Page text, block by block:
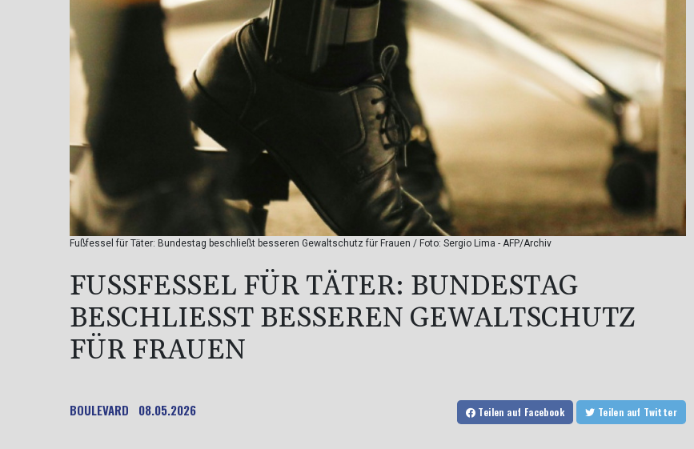
Fußfessel für Täter: Bundestag beschließt besseren Gewaltschutz für Frauen / Foto: Sergio Lima - AFP/Archiv
FUSSFESSEL FÜR TÄTER: BUNDESTAG B
ESCHLIESST BESSEREN GEWALTSCHUTZ FÜ
R FRAUEN
BOULEVARD 08.05.2026 Teilen auf Facebook Teilen auf Twitter